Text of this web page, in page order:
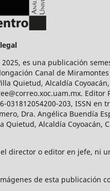
es una publicación
Canal de Miramontes
Quietud, Alcaldía
Editor
031812054200-203, ISSN
Dra. Angélica Buendía
Alcaldía Coyoacán,
director o editor en jefe, ni
de esta publicación